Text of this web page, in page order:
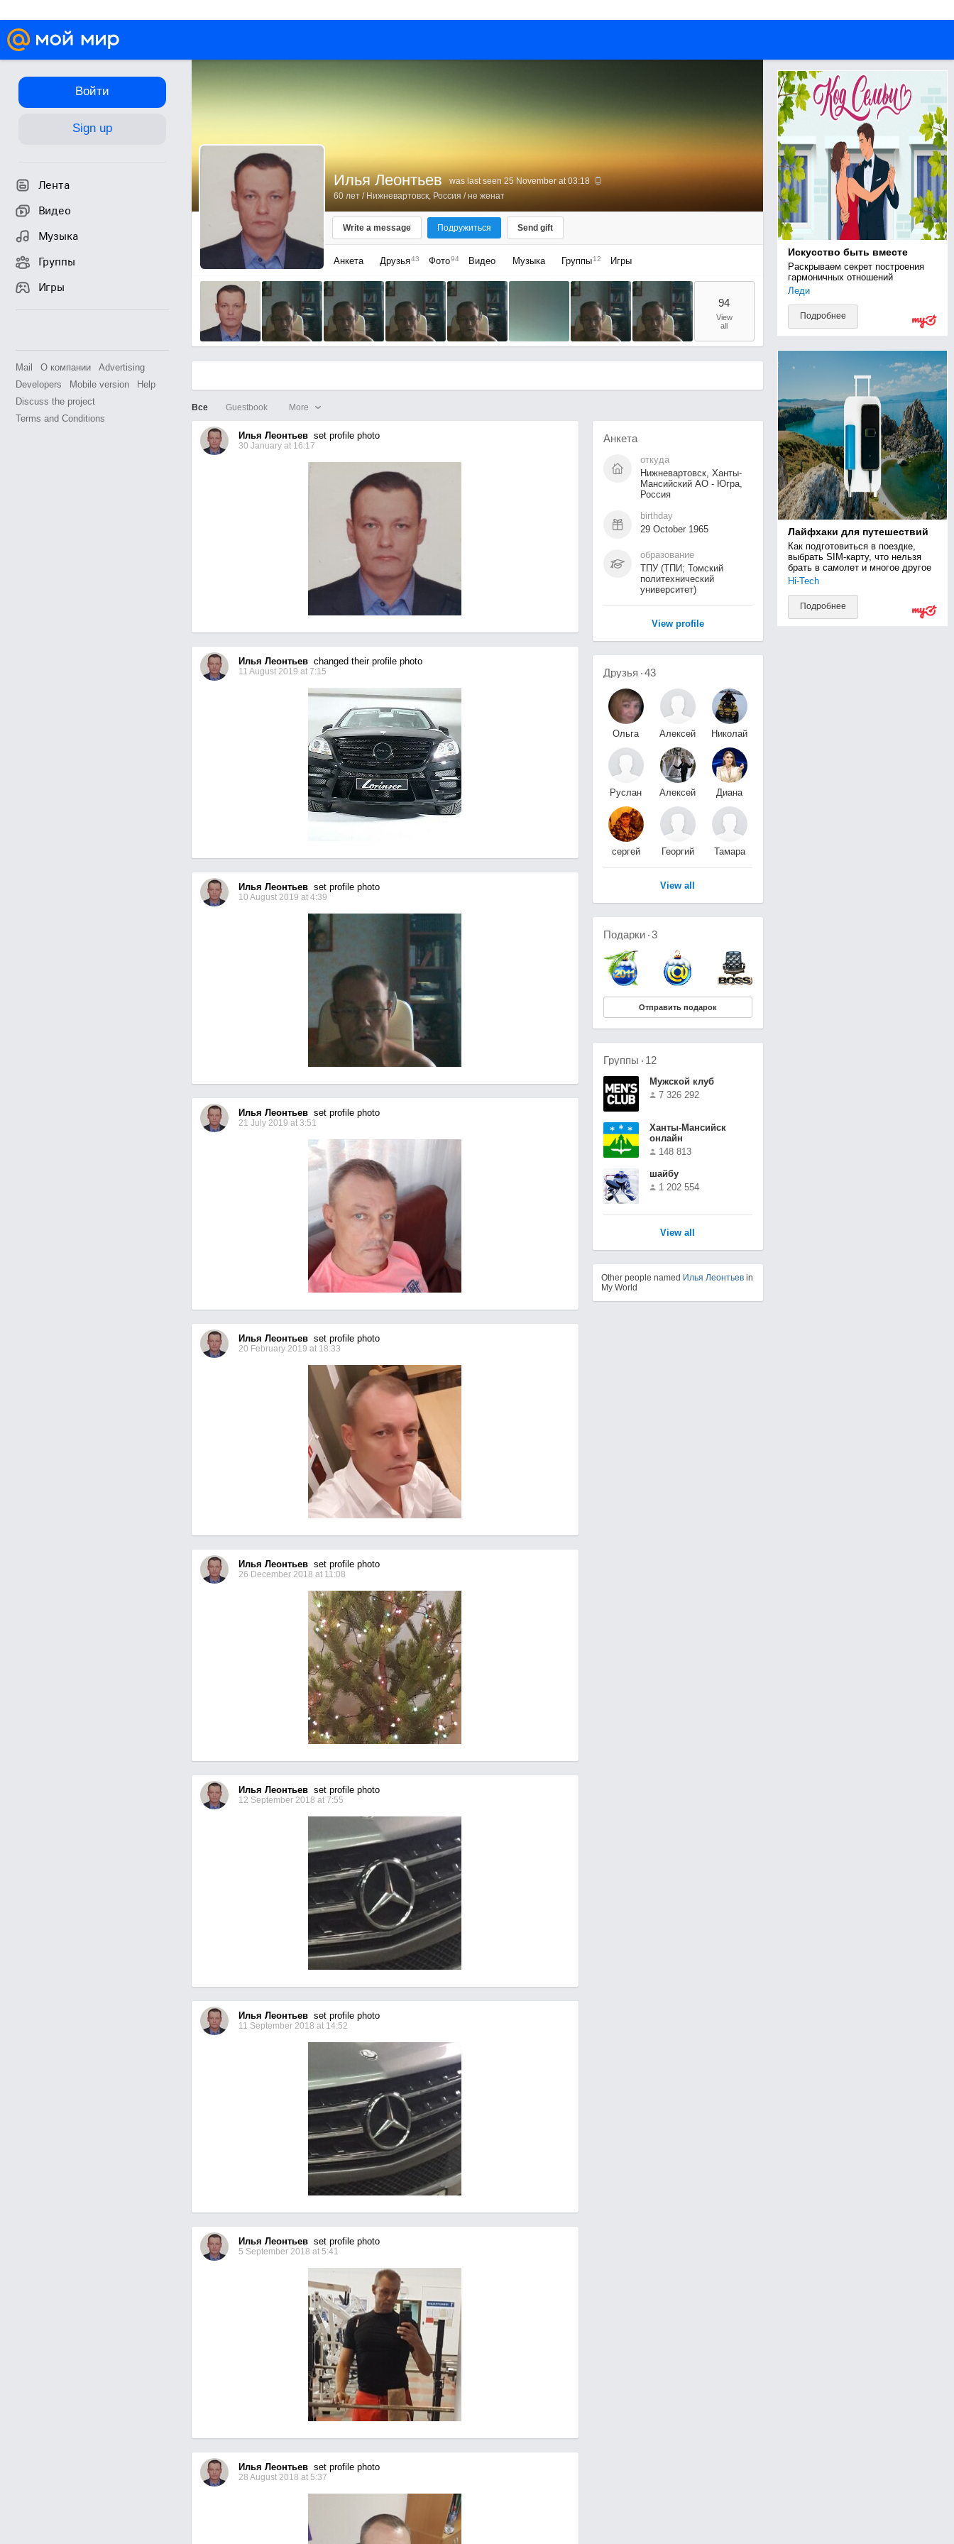
Войти
Sign up
Лента
Видео
Музыка
Группы
Игры
Mail О компании
Advertising
Developers
Mobile version
Help
Discuss the project
Terms and Conditions
Илья Леонтьев
was last seen 25 November at 03:18
60 лет/ Нижневартовск, Россия / не женат
Write a message Подружиться Send gift
Анкета Друзья43 Фото94 Видео Музыка Группы 12 Игры
94
View
all
Все Guestbook More
Илья Леонтьевset profile photo
30 January at 16:17
Илья Леонтьевchanged their profile photo
11 August 2019 at 7:15
Илья Леонтьевset profile photo
10 August 2019 at 4:39
Илья Леонтьевset profile photo
21 July 2019 at 3:51
Илья Леонтьевset profile photo
20 February 2019 at 18:33
Илья Леонтьевset profile photo
26 December 2018 at 11:08
Илья Леонтьевset profile photo
12 September 2018 at 7:55
Илья Леонтьевset profile photo
11 September 2018 at 14:52
Илья Леонтьевset profile photo
5 September 2018 at 5:41
Илья Леонтьевset profile photo
28 August 2018 at 5:37
Анкета
откуда
Нижневартовск, Ханты-
Мансийский АО - Югра,
Россия
birthday
29 October 1965
образование
ТПУ (ТПИ; Томский
политехнический
университет)
View profile
Искусство быть вместе
Раскрываем секрет построения
гармоничных отношений
Леди
Подробнее
Лайфхаки для путешествий
Как подготовиться в поездке,
выбрать SIM-карту, что нельзя
брать в самолет и многое другое
Hi-Tech
Подробнее
Друзья 43
Ольга
Алексей
Николай
Руслан
Алексей
Диана
сергей
Георгий
Тамара
View all
Подарки 3
Отправить подарок
Группы 12
Мужской клуб
7 326 292
Ханты-Мансийск
онлайн
148 813
шайбу
1 202 554
View all
Other people named Илья Леонтьевin
My World